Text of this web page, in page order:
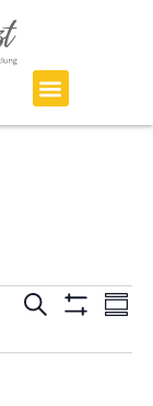
Suche
SUCHE